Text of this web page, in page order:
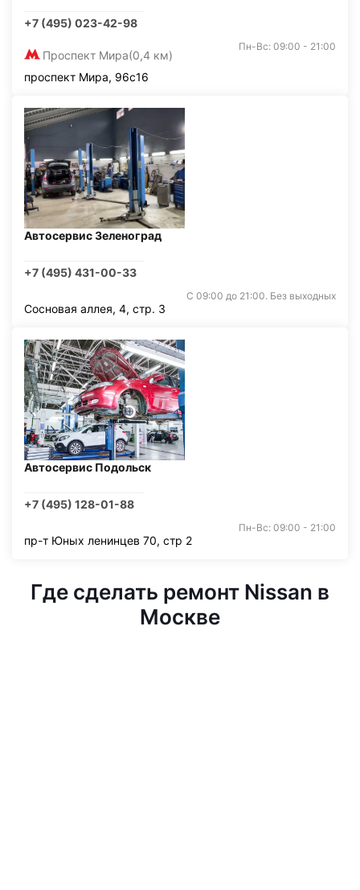
+7 (495) 023-42-98
Проспект Мира(0,4 км)
Пн-Вс: 09:00 - 21:00
проспект Мира, 96с16
Автосервис Зеленоград
+7 (495) 431-00-33
С 09:00 до 21:00. Без выходных
Сосновая аллея, 4, стр. 3
Автосервис Подольск
+7 (495) 128-01-88
Пн-Вс: 09:00 - 21:00
пр-т Юных ленинцев 70, стр 2
Где сделать ремонт Nissan в
Москве